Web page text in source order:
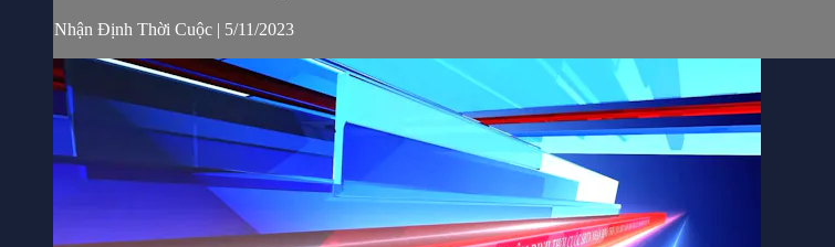
Nhận Định Thời Cuộc | 5/11/2023